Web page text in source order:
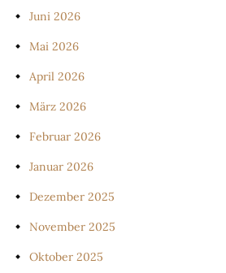
Juni 2026
Mai 2026
April 2026
März 2026
Februar 2026
Januar 2026
Dezember 2025
November 2025
Oktober 2025